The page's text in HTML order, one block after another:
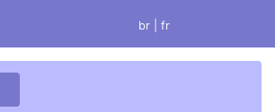
br | fr